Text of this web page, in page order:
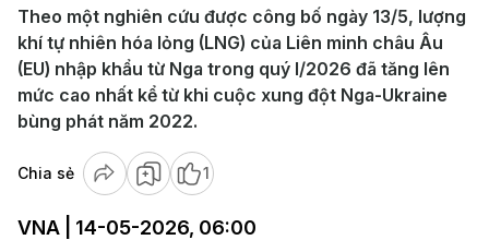
Theo một nghiên cứu được công bố ngày 13/5, lượng
khí tự nhiên hóa lỏng (LNG) của Liên minh châu Âu
(EU) nhập khẩu từ Nga trong quý I/2026 đã tăng lên
mức cao nhất kể từ khi cuộc xung đột Nga-Ukraine
bùng phát năm 2022.
Chia sẻ 1
VNA | 14-05-2026, 06:00